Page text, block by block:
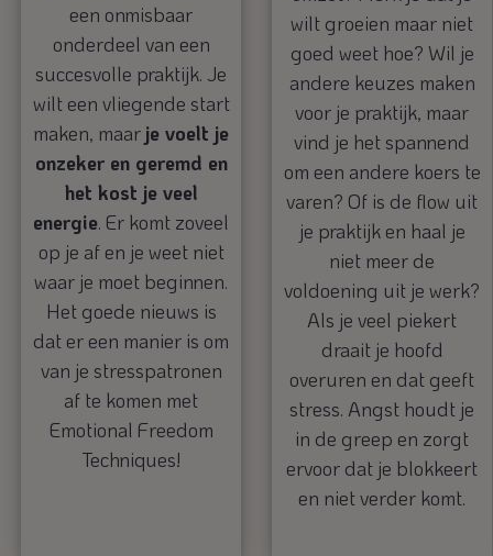
een onmisbaar
onderdeel van een
succesvolle praktijk. Je
wilt een vliegende start
maken, maar je voelt je
onzeker en geremd en
het kost je veel
energie. Er komt zoveel
op je af en je weet niet
waar je moet beginnen.
Het goede nieuws is
dat er een manier is om
van je stresspatronen
af te komen met
Emotional Freedom
Techniques!
wilt groeien maar niet
goed weet hoe? Wil je
andere keuzes maken
voor je praktijk, maar
vind je het spannend
om een andere koers te
varen? Of is de flow uit
je praktijk en haal je
niet meer de
voldoening uit je werk?
Als je veel piekert
draait je hoofd
overuren en dat geeft
stress. Angst houdt je
in de greep en zorgt
ervoor dat je blokkeert
en niet verder komt.